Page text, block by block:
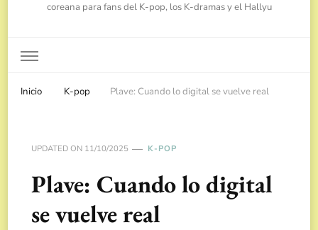
coreana para fans del K-pop, los K-dramas y el Hallyu
Inicio K-pop Plave: Cuando lo digital se vuelve real
UPDATED ON 11/10/2025 K-POP
Plave: Cuando lo digital
se vuelve real